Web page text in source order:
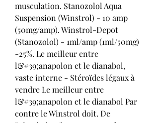
musculation. Stanozolol Aqua
Suspension (Winstrol) - 10 amp
(50mg/amp). Winstrol-Depot
(Stanozolol) - 1ml/amp (1ml/50mg)
-25%. Le meilleur entre
l&#39;anapolon et le dianabol,
vaste interne - Stéroïdes légaux à
vendre Le meilleur entre
l&#39;anapolon et le dianabol Par
contre le Winstrol doit. De